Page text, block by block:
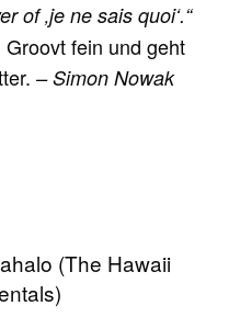
of ‚je ne sais quoi‘.“
fein und geht
– Simon Nowak
(The Hawaii